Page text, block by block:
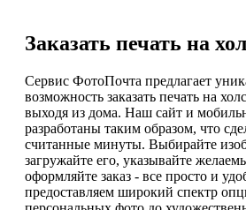
Заказать печать на
Сервис ФотоПочта предлагает
возможность заказать печать на
выходя из дома. Наш сайт и
разработаны таким образом, что
считанные минуты. Выбирайте
загружайте его, указывайте
оформляйте заказ - все просто и
предоставляем широкий спектр